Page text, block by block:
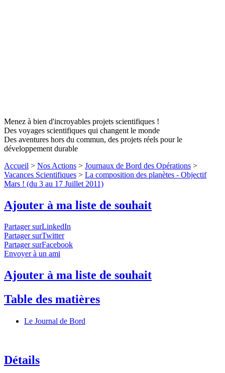
Menez à bien d'incroyables projets scientifiques !
Des voyages scientifiques qui changent le monde
Des aventures hors du commun, des projets réels pour le
développement durable
Accueil > Nos Actions > Journaux de Bord des Opérations >
Vacances Scientifiques > La composition des planètes - Objectif
Mars ! (du 3 au 17 Juillet 2011)
Ajouter à ma liste de souhait
Partager surLinkedIn
Partager surTwitter
Partager surFacebook
Envoyer à un ami
Ajouter à ma liste de souhait
Table des matières
Le Journal de Bord
Détails